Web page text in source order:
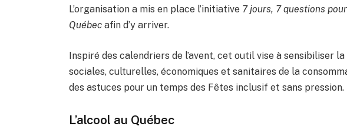
L’organisation a mis en place l’initiative 7 jours, 7 questions
Québecafin d’y arriver.
Inspiré des calendriers de l’avent, cet outil vise à sensibiliser
sociales, culturelles, économiques et sanitaires de la
des astuces pour un temps des Fêtes inclusif et sans pression.
L’alcool au Québec